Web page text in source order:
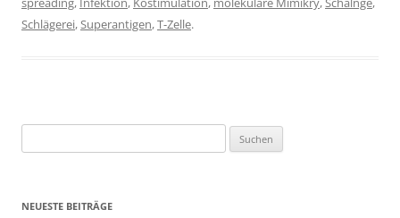
Schlägerei,Superantigen,T-Zelle.
nach:
NEUESTE BEITRÄGE